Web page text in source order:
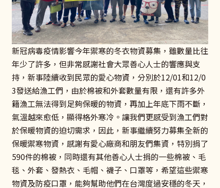
新冠病毒疫情影響今年禦寒的冬衣物資募集，雖數量比往
年少了許多，但非常感謝社會大眾善心人士的響應與支
持，新事陸續收到民眾的愛心物資，分別於12/01和12/0
3發送給漁工們，由於棉被和外套數量有限，還有許多外
籍漁工無法得到足夠保暖的物資，再加上年底下雨不斷，
氣溫越來愈低，顯得格外寒冷。讓我們更感受到漁工們對
於保暖物資的迫切需求，因此，新事繼續努力募集全新的
保暖禦寒物資，感謝有愛心廠商和朋友們集資，特別捐了
590件的棉被，同時還有其他善心人士捐的一些棉被、毛
毯、外套、發熱衣、毛帽、襪子、口罩等，希望這些禦寒
物資及防疫口罩，能夠幫助他們在台灣度過安穩的冬天，